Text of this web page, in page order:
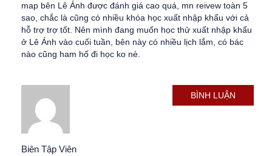
map bên Lê Ánh được đánh giá cao quá, mn reivew toàn 5
sao, chắc là cũng có nhiều khóa học xuất nhập khẩu với cả
hỗ trợ trợ tốt. Nên mình đang muốn học thử xuất nhập khẩu
ở Lê Ánh vào cuối tuần, bên này có nhiều lịch lắm, có bác
nào cũng ham hố đi học ko nè.
Biên Tập Viên
BÌNH LUẬN